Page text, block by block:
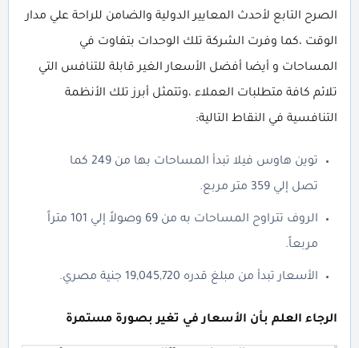
الصرح التابع لأحدث المعايير الدولية والضامن للراحة علي مدار
الوقت ،كما وفرت الشركة تلك الوحدات بتفاوت في
المساحات و أيضا أفضل الأسعار الغير قابلة للتنافس التي
تلائم كافة متطلبات العملاء ،وتتمثل أبرز تلك الأنظمة
التنافسية في النقاط التالية:
توين هاوس فيلا تبدأ المساحات بها من 249 كما
تصل إلي 359 متر مربع.
الروف تتراوح المساحات به من 69 وصولاً إلي 101 متراً
مربعاً.
الأسعار تبدأ من مبلغ قدره 19,045,720 جنية مصري.
الرجاء العلم بأن الأسعار في تغير بصورة مستمرة